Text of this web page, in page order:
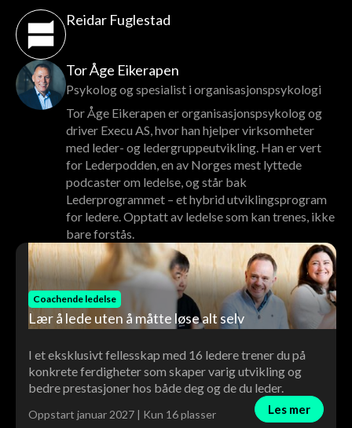
Reidar Fuglestad
Tor Åge Eikerapen
Psykolog og spesialist i organisasjonspsykologi
Tor Åge Eikerapen er organisasjonspsykolog og
driver Execu AS, hvor han hjelper virksomheter
med leder- og ledergruppeutvikling. Han er vert
for Lederpodden, en av Norges mest lyttede
podcaster om ledelse, og står bak
Lederprogrammet – et hybrid utviklingsprogram
for ledere. Opptatt av ledelse som kan trenes, ikke
bare forstås.
Coachende ledelse
Lær å lede uten å måtte løse alt selv
I et eksklusivt fellesskap med 16 ledere trener du på
konkrete ferdigheter som skaper varig utvikling og
bedre prestasjoner hos både deg og de du leder.
Oppstart januar 2027 | Kun 16 plasser Les mer